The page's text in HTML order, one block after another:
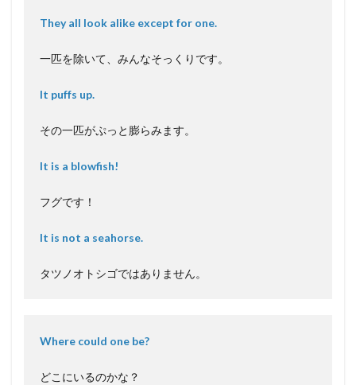
They all look alike except for one.
一匹を除いて、みんなそっくりです。
It puffs up.
その一匹がぷっと膨らみます。
It is a blowfish!
フグです！
It is not a seahorse.
タツノオトシゴではありません。
Where could one be?
どこにいるのかな？